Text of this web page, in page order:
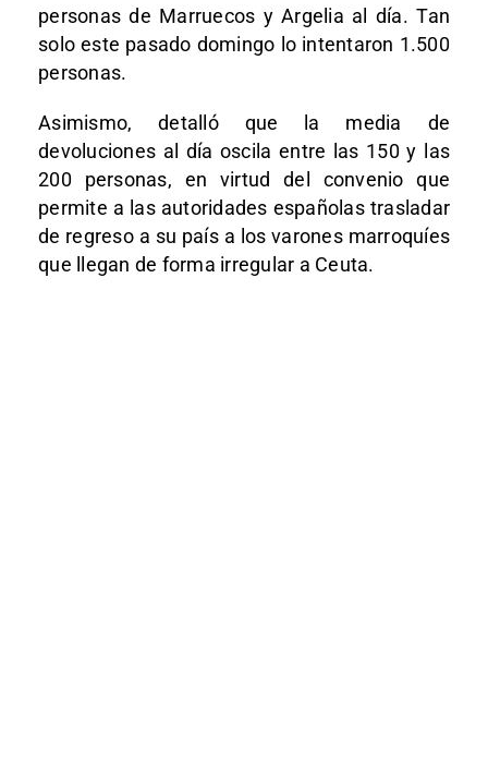
personas de Marruecos y Argelia al día. Tan
solo este pasado domingo lo intentaron 1.500
personas.
Asimismo, detalló que la media de
devoluciones al día oscila entre las 150 y las
200 personas, en virtud del convenio que
permite a las autoridades españolas trasladar
de regreso a su país a los varones marroquíes
que llegan de forma irregular a Ceuta.